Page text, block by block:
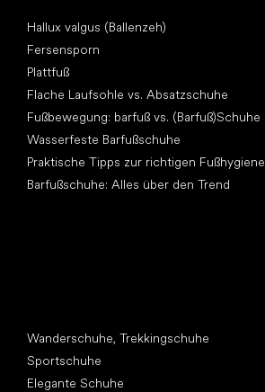
Hallux valgus (Ballenzeh)
Fersensporn
Plattfuß
Flache Laufsohle vs. Absatzschuhe
Fußbewegung: barfuß vs. (Barfuß)Schuhe
Wasserfeste Barfußschuhe
Praktische Tipps zur richtigen Fußhygiene
Barfußschuhe: Alles über den Trend
Wanderschuhe, Trekkingschuhe
Sportschuhe
Elegante Schuhe